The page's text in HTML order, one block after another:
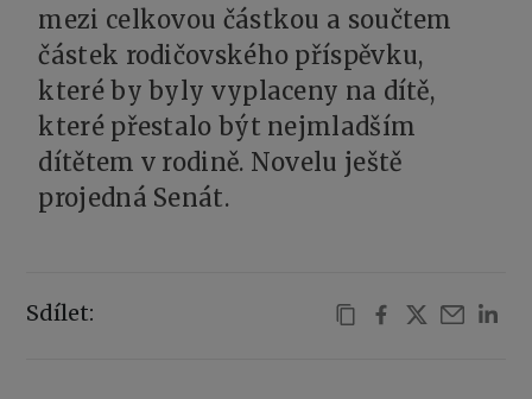
mezi celkovou částkou a součtem
částek rodičovského příspěvku,
které by byly vyplaceny na dítě,
které přestalo být nejmladším
dítětem v rodině. Novelu ještě
projedná Senát.
Sdílet: